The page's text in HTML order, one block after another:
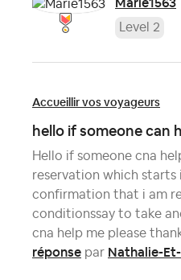
Level 2
Accueillir vos voyageurs
hello if someone can
Hello if someone cna
reservation which starts
confirmation that i am
conditionssay to take
cna help me please
réponse par Nathalie-